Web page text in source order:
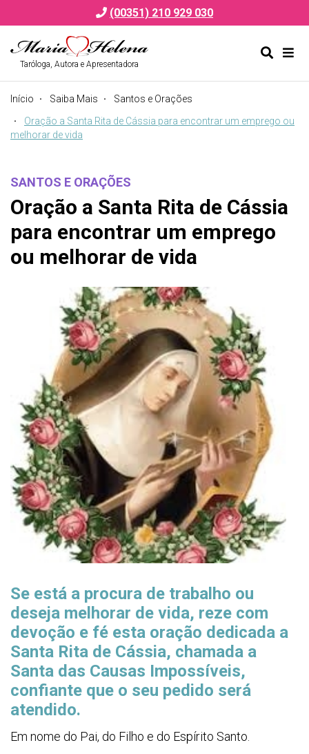
(00351) 210 929 030
Taróloga, Autora e Apresentadora
Início Saiba Mais
Santos e Orações
Oração a Santa Rita de Cássia para encontrar um emprego ou
melhorar de vida
SANTOS E ORAÇÕES
Oração a Santa Rita de Cássia
para encontrar um emprego
ou melhorar de vida
Se está a procura de trabalho ou
deseja melhorar de vida, reze com
devoção e fé esta oração dedicada a
Santa Rita de Cássia, chamada a
Santa das Causas Impossíveis,
confiante que o seu pedido será
atendido.
Em nome do Pai, do Filho e do Espírito Santo.